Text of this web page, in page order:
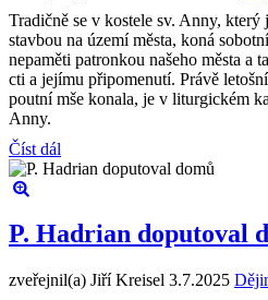
Tradičně se v kostele sv. Anny, který
stavbou na území města, koná
nepaměti patronkou našeho města a
cti a jejímu připomenutí. Právě
poutní mše konala, je v liturgickém
Anny.
Číst dál
P. Hadrian doputoval
zveřejnil(a) Jiří Kreisel 3.7.2025